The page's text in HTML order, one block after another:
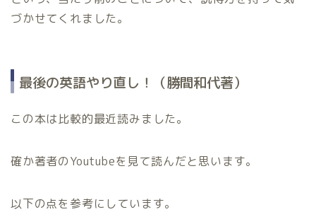
づかせてくれました。
最後の英語やり直し！（勝間和代著）
この本は比較的最近読みました。
確か著者のYoutubeを見て読んだと思います。
以下の点を参考にしています。